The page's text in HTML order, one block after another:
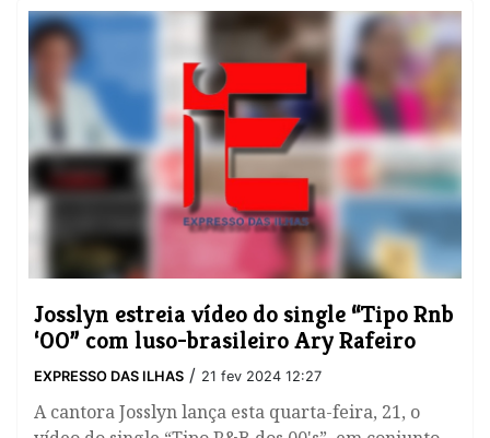
​Josslyn estreia vídeo do single “Tipo Rnb
‘00” com luso-brasileiro Ary Rafeiro
EXPRESSO DAS ILHAS / 21 fev 2024 12:27
A cantora Josslyn lança esta quarta-feira, 21, o